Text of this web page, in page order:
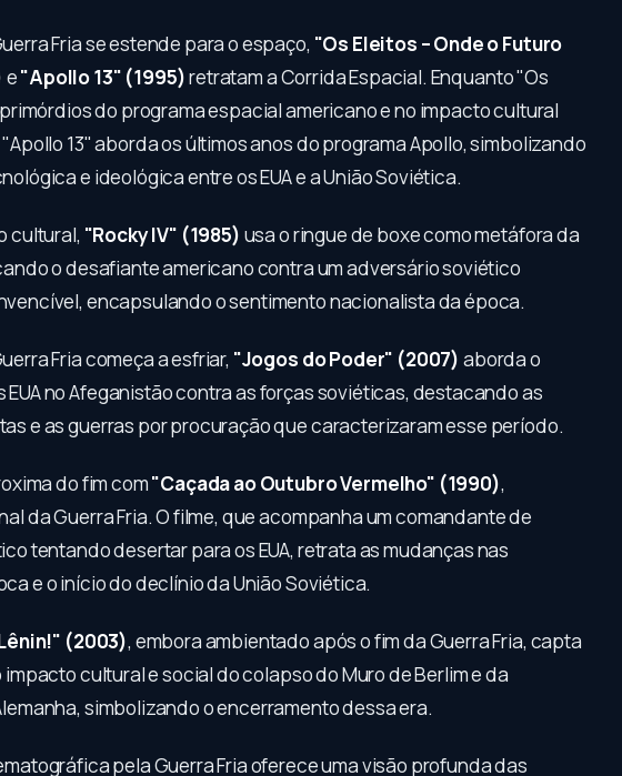
Fria se estende para o espaço, "Os Eleitos – Onde o Futuro
e"Apollo 13" (1995)retratam a Corrida Espacial. Enquanto "Os
do programa espacial americano e no impacto cultural
13" aborda os últimos anos do programa Apollo, simbolizando
e ideológica entre os EUA e a União Soviética.
cultural, "Rocky IV" (1985) usa o ringue de boxe como metáfora da
o desafiante americano contra um adversário soviético
encapsulando o sentimento nacionalista da época.
Fria começa a esfriar, "Jogos do Poder" (2007) aborda o
no Afeganistão contra as forças soviéticas, destacando as
e as guerras por procuração que caracterizaram esse período.
do fim com"Caçada ao Outubro Vermelho" (1990),
da Guerra Fria. O filme, que acompanha um comandante de
tentando desertar para os EUA, retrata as mudanças nas
e o início do declínio da União Soviética.
(2003), embora ambientado após o fim da Guerra Fria, capta
cultural e social do colapso do Muro de Berlim e da
simbolizando o encerramento dessa era.
pela Guerra Fria oferece uma visão profunda das